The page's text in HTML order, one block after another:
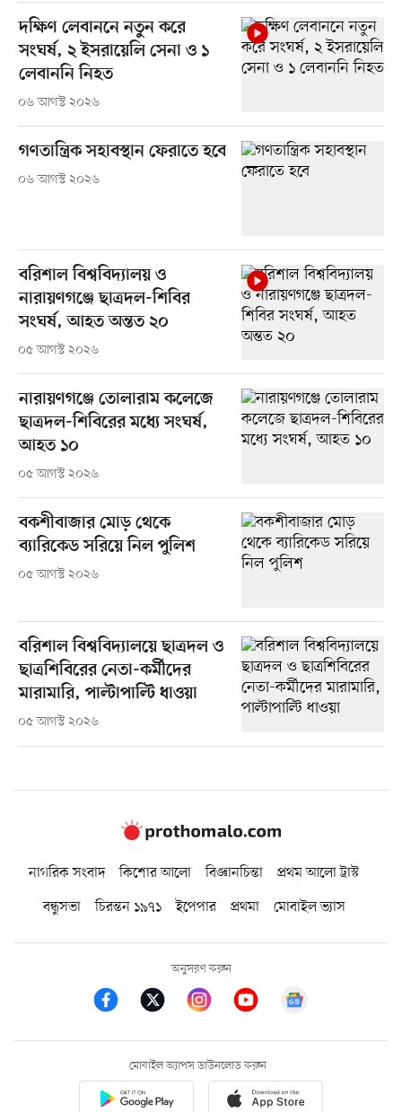
দক্ষিণ লেবাননে নতুন করে
সংঘর্ষ, ২ ইসরায়েলি সেনা ও ১
লেবাননি নিহত
০৬ আগস্ট ২০২৬
গণতান্ত্রিক সহাবস্থান ফেরাতে হবে
০৬ আগস্ট ২০২৬
বরিশাল বিশ্ববিদ্যালয় ও
নারায়ণগঞ্জে ছাত্রদল-শিবির
সংঘর্ষ, আহত অন্তত ২০
০৫ আগস্ট ২০২৬
নারায়ণগঞ্জে তোলারাম কলেজে
ছাত্রদল-শিবিরের মধ্যে সংঘর্ষ,
আহত ১০
০৫ আগস্ট ২০২৬
বকশীবাজার মোড় থেকে
ব্যারিকেড সরিয়ে নিল পুলিশ
০৫ আগস্ট ২০২৬
বরিশাল বিশ্ববিদ্যালয়ে ছাত্রদল ও
ছাত্রশিবিরের নেতা-কর্মীদের
মারামারি, পাল্টাপাল্টি ধাওয়া
০৫ আগস্ট ২০২৬
নাগরিক সংবাদ কিশোর আলো বিজ্ঞানচিন্তা
প্রথম আলো ট্রাস্ট
বন্ধুসভা
চিরন্তন ১৯৭১ ইপেপার প্রথমা মোবাইল ভ্যাস
অনুসরণ করুন
মোবাইল অ্যাপস ডাউনলোড করুন